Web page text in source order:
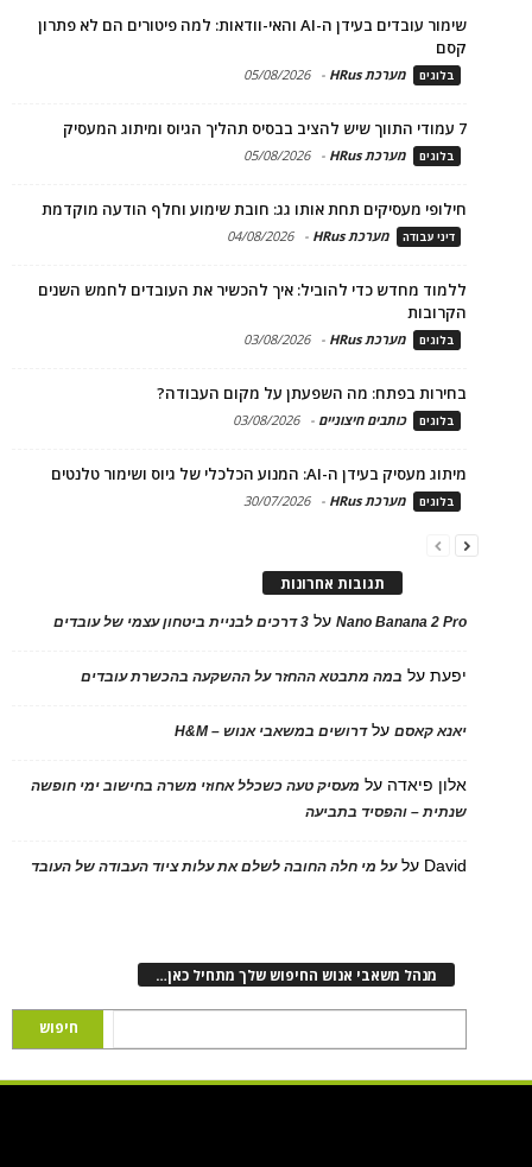
שימור עובדים בעידן ה-AI והאי-וודאות: למה פיטורים הם לא פתרון
קסם
בלוגים מערכת HRus -
05/08/2026
7 עמודי התווך שיש להציב בבסיס תהליך הגיוס ומיתוג המעסיק
בלוגים מערכת HRus -
05/08/2026
חילופי מעסיקים תחת אותו גג: חובת שימוע וחלף הודעה מוקדמת
דיני עבודה מערכת HRus -
04/08/2026
ללמוד מחדש כדי להוביל: איך להכשיר את העובדים לחמש השנים
הקרובות
בלוגים מערכת HRus -
03/08/2026
בחירות בפתח: מה השפעתן על מקום העבודה?
בלוגים כותבים חיצוניים -
03/08/2026
מיתוג מעסיק בעידן ה-AI: המנוע הכלכלי של גיוס ושימור טלנטים
בלוגים מערכת HRus -
30/07/2026
תגובות אחרונות
Nano Banana 2 Proעל 3 דרכים לבניית ביטחון עצמי של עובדים
יפעתעל במה מתבטא ההחזר על ההשקעה בהכשרת עובדים
יאנא קאסםעלדרושים במשאבי אנוש – H&M
אלון פיאדה על מעסיק טעה כשכלל אחוזי משרה בחישוב ימי חופשה
שנתית – והפסיד בתביעה
David עלעל מי חלה החובה לשלם את עלות ציוד העבודה של העובד
מנהל משאבי אנוש החיפוש שלך מתחיל כאן…